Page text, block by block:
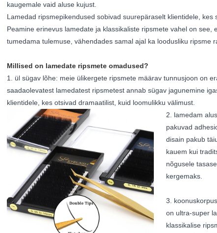
kaugemale vaid aluse kujust.
Lamedad ripsmepikendused sobivad suurepäraselt klientidele,
Peamine erinevus lamedate ja klassikaliste ripsmete vahel on
tumedama tulemuse, vähendades samal ajal ka loodusliku ripsme
Millised on lamedate ripsmete omadused?
1. ül sügav lõhe: meie ülikergete ripsmete määrav tunnusjoon on
saadaolevatest lamedatest ripsmetest annab sügav jagunemine
klientidele, kes otsivad dramaatilist, kuid loomulikku välimust.
2. lamedam
pakuvad
disain pakub
kauem kui
nõgusele
kergemaks.
3.
on ultra-super
klassikalise